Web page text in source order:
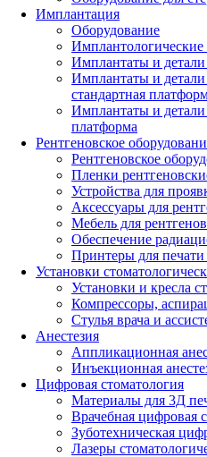
Имплантация
Оборудование
Имплантаты и детали
Имплантаты и детали
стандартная
Имплантаты и детали
платформа
Рентгеновское
Рентгеновское
Пленки
Устройства для
Аксессуары для
Мебель для
Обеспечение
Принтеры для
Установки
Установки и кресла
Компрессоры,
Стулья врача и
Анестезия
Аппликационная
Инъекционная
Цифровая стоматология
Материалы для 3Д
Врачебная цифровая
Зуботехническая
Лазеры